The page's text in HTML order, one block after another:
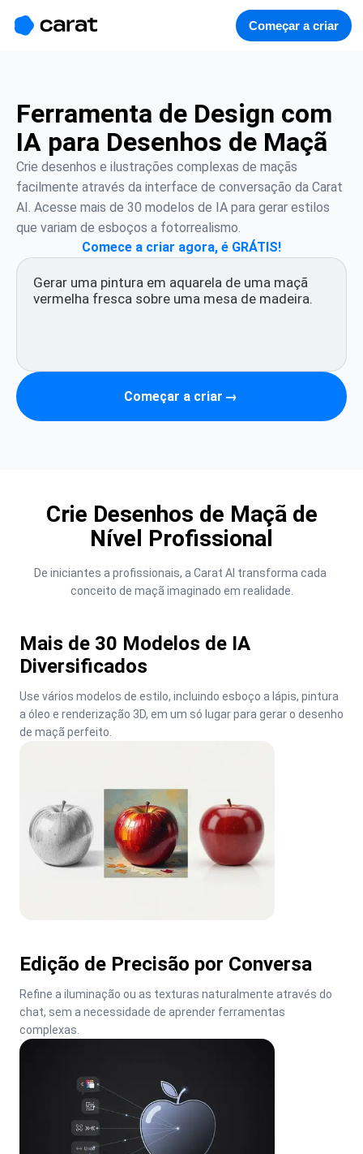
Começar a criar
Ferramenta de Design com
IA para Desenhos de Maçã
Crie desenhos e ilustrações complexas de maçãs
facilmente através da interface de conversação da Carat
AI. Acesse mais de 30 modelos de IA para gerar estilos
que variam de esboços a fotorrealismo.
Comece a criar agora, é GRÁTIS!
Começar a criar →
Crie Desenhos de Maçã de
Nível Profissional
De iniciantes a profissionais, a Carat AI transforma cada
conceito de maçã imaginado em realidade.
Mais de 30 Modelos de IA
Diversificados
Use vários modelos de estilo, incluindo esboço a lápis, pintura
a óleo e renderização 3D, em um só lugar para gerar o desenho
de maçã perfeito.
Edição de Precisão por Conversa
Refine a iluminação ou as texturas naturalmente através do
chat, sem a necessidade de aprender ferramentas
complexas.